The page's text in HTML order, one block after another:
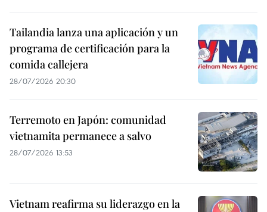
Tailandia lanza una aplicación y un
programa de certificación para la
comida callejera
28/07/2026 20:30
Terremoto en Japón: comunidad
vietnamita permanece a salvo
28/07/2026 13:53
Vietnam reafirma su liderazgo en la